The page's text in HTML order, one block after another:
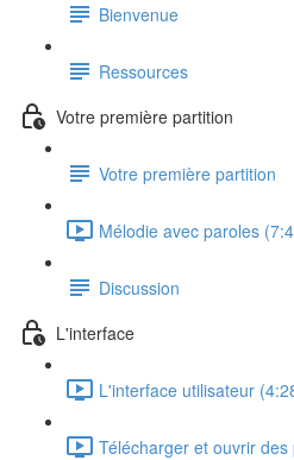
Bienvenue
Ressources
Votre première partition
Votre première partition
Mélodie avec paroles
Discussion
L'interface
L'interface utilisateur
Télécharger et ouvrir